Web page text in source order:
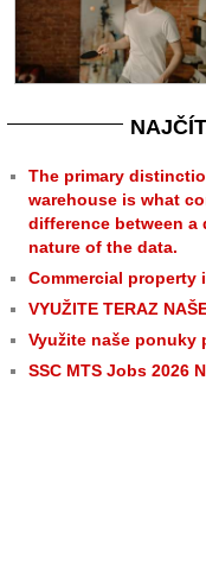
The primary
warehouse is what
difference between a
nature of the data.
Commercial property
VYUŽITE TERAZ
Využite naše ponuky
SSC MTS Jobs 2026